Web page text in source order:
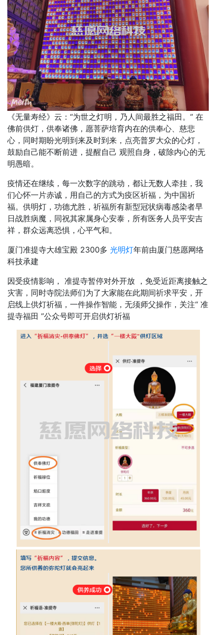
《无量寿经》云：“为世之灯明，乃人间最胜之福田。” 在
佛前供灯，供奉诸佛，愿菩萨培育内在的供奉心、慈悲
心，同时期盼光明到来及时到来，点亮普罗大众的心灯，
鼓励自己能不断前进，提醒自己 观照自身，破除内心的无
明愚暗。
疫情还在继续，每一次数字的跳动，都让无数人牵挂，我
们心怀一片赤诚，用自己的方式为疫区祈福，为中国祈
福。供明灯，功德尤胜，祈福所有新型冠状病毒感染者早
日战胜病魔，同祝其家属身心安泰，所有医务人员平安吉
祥，群众远离恐惧，心平气和。
厦门准提寺大雄宝殿 2300多 光明灯年前由厦门慈愿网络
科技承建
因受疫情影响， 准提寺暂停对外开放 ，免受近距离接触之
灾害，同时寺院法师们为了大家能在此期间祈求平安，开
启线上供灯祈福，一件操作智能，无须师父操作，关注“ 准
提寺福田 ”公众号即可开启供灯祈福